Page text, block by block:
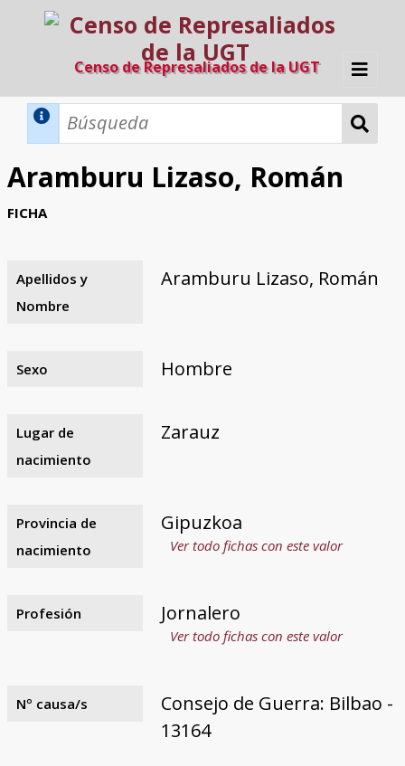
Censo de Represaliados de la UGT
Inicio
Búsqueda Dinámica
Búsqueda Avanzada
Razones y objetivos
El equipo
Colaboradores
Fuentes documentales
Aramburu Lizaso, Román
FICHA
Apellidos y
Nombre
Aramburu Lizaso, Román
Sexo Hombre
Lugar de
nacimiento
Zarauz
Provincia de
nacimiento
Gipuzkoa
Ver todo fichas con este valor
Profesión Jornalero
Ver todo fichas con este valor
Nº causa/s
Consejo de Guerra: Bilbao -
13164